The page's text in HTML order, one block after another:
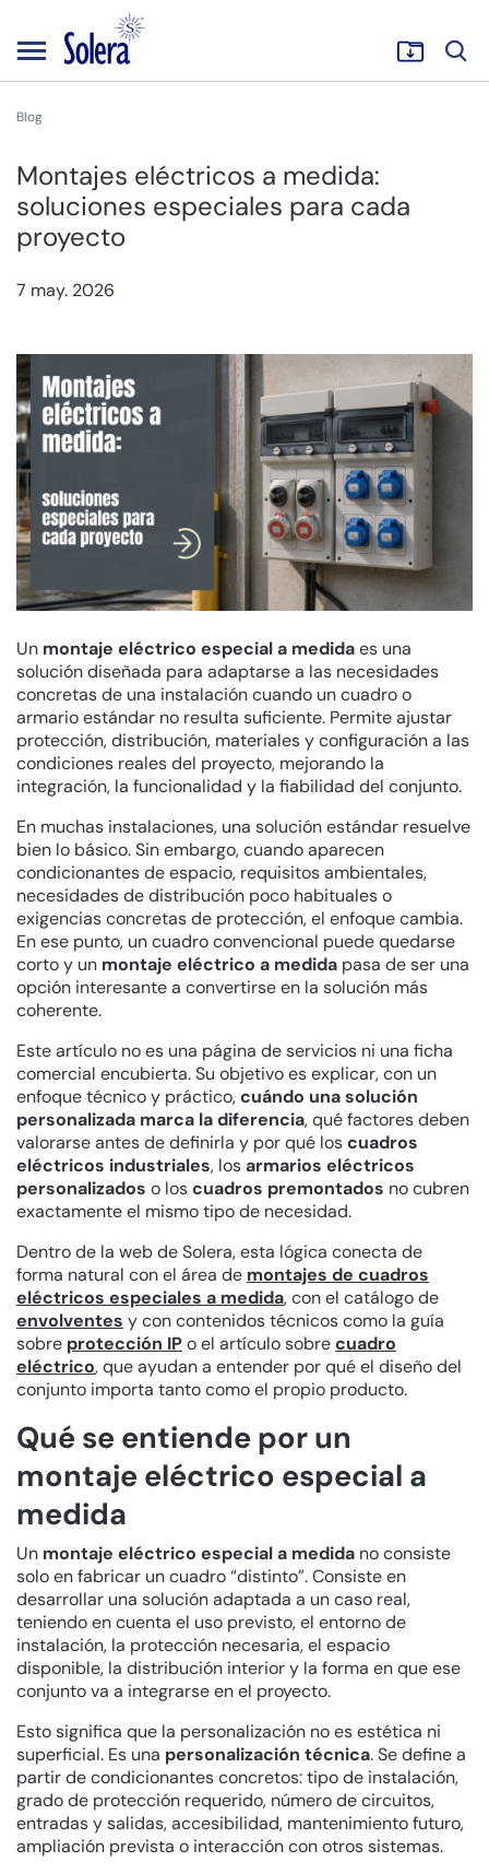
Blog
Montajes eléctricos a medida:
soluciones especiales para cada
proyecto
7 may. 2026
Un montaje eléctrico especial a medidaes una
solución diseñada para adaptarse a las necesidades
concretas de una instalación cuando un cuadro o
armario estándar no resulta suficiente. Permite ajustar
protección, distribución, materiales y configuración a las
condiciones reales del proyecto, mejorando la
integración, la funcionalidad y la fiabilidad del conjunto.
En muchas instalaciones, una solución estándar resuelve
bien lo básico. Sin embargo, cuando aparecen
condicionantes de espacio, requisitos ambientales,
necesidades de distribución poco habituales o
exigencias concretas de protección, el enfoque cambia.
En ese punto, un cuadro convencional puede quedarse
corto y un montaje eléctrico a medida pasa de ser una
opción interesante a convertirse en la solución más
coherente.
Este artículo no es una página de servicios ni una ficha
comercial encubierta. Su objetivo es explicar, con un
enfoque técnico y práctico,cuándo una solución
personalizada marca la diferencia, qué factores deben
valorarse antes de definirla y por qué loscuadros
eléctricos industriales, losarmarios eléctricos
personalizados o loscuadros premontados no cubren
exactamente el mismo tipo de necesidad.
Dentro de la web de Solera, esta lógica conecta de
forma natural con el área de montajes de cuadros
eléctricos especiales a medida, con el catálogo de
envolventes y con contenidos técnicos como la guía
sobre protección IPo el artículo sobrecuadro
eléctrico, que ayudan a entender por qué el diseño del
conjunto importa tanto como el propio producto.
Qué se entiende por un
montaje eléctrico especial a
medida
Un montaje eléctrico especial a medida no consiste
solo en fabricar un cuadro “distinto”. Consiste en
desarrollar una solución adaptada a un caso real,
teniendo en cuenta el uso previsto, el entorno de
instalación, la protección necesaria, el espacio
disponible, la distribución interior y la forma en que ese
conjunto va a integrarse en el proyecto.
Esto significa que la personalización no es estética ni
superficial. Es una personalización técnica. Se define a
partir de condicionantes concretos: tipo de instalación,
grado de protección requerido, número de circuitos,
entradas y salidas, accesibilidad, mantenimiento futuro,
ampliación prevista o interacción con otros sistemas.